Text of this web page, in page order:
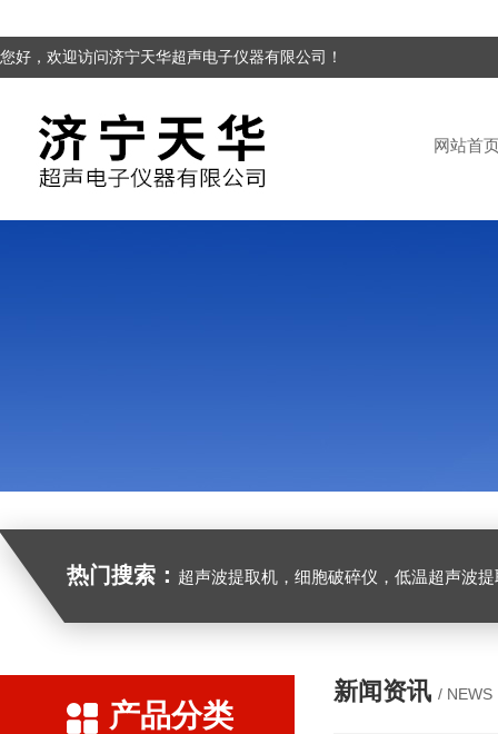
您好，欢迎访问济宁天华超声电子仪器有限公司！
网站首
热门搜索： 超声波提取机，细胞破碎仪，低温超声波
产品分类
新闻资讯 / NEWS